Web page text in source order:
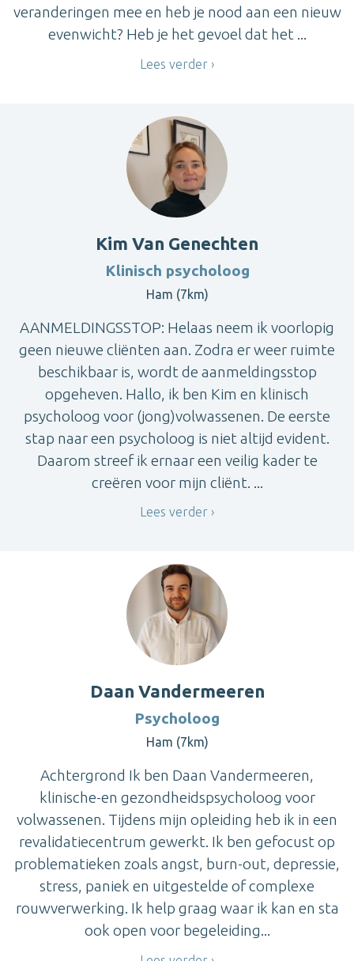
veranderingen mee en heb je nood aan een nieuw
evenwicht? Heb je het gevoel dat het ...
Lees verder
Kim Van Genechten
Klinisch psycholoog
Ham (7km)
AANMELDINGSSTOP: Helaas neem ik voorlopig
geen nieuwe cliënten aan. Zodra er weer ruimte
beschikbaar is, wordt de aanmeldingsstop
opgeheven. Hallo, ik ben Kim en klinisch
psycholoog voor (jong)volwassenen. De eerste
stap naar een psycholoog is niet altijd evident.
Daarom streef ik ernaar een veilig kader te
creëren voor mijn cliënt. ...
Lees verder
Daan Vandermeeren
Psycholoog
Ham (7km)
Achtergrond Ik ben Daan Vandermeeren,
klinische-en gezondheidspsycholoog voor
volwassenen. Tijdens mijn opleiding heb ik in een
revalidatiecentrum gewerkt. Ik ben gefocust op
problematieken zoals angst, burn-out, depressie,
stress, paniek en uitgestelde of complexe
rouwverwerking. Ik help graag waar ik kan en sta
ook open voor begeleiding...